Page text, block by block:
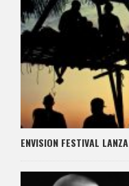
ENVISION FESTIVAL